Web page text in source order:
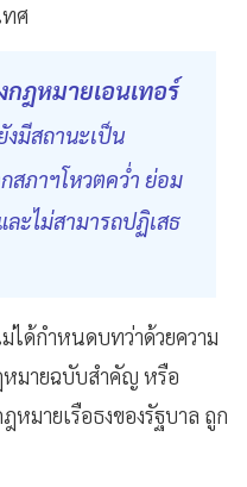
ศ
กฎหมายเอนเทอร์
งมีสถานะเป็น
สภาฯโหวตคว่ำ ย่อม
ะไม่สามารถปฏิเสธ
ได้กำหนดบทว่าด้วยความ
หมายฉบับสำคัญ หรือ
หมายเรือธงของรัฐบาล ถูก